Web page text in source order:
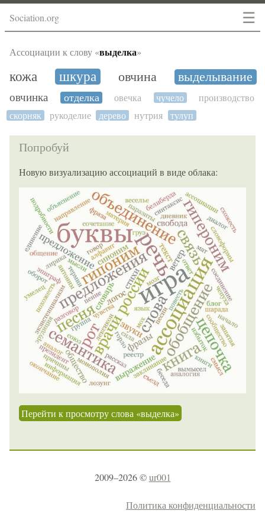
☰
Sociation.org
Ассоциации к слову «выделка»
кожа шкура овчина выделывание
овчинка отделка овечка чучело
производство
скорняк
рукоделие дерево нутрия тулуп
Попробуй
Новую визуализацию ассоциаций в виде облака:
Перейти к просмотру слова «выделка»
2009–2026 ©ur001
Политика конфиденциальности